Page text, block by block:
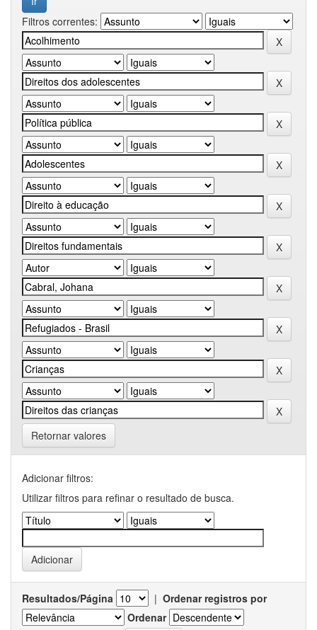
Filtros correntes:
Retornar valores
Adicionar filtros:
Utilizar filtros para refinar o resultado de busca.
Resultados/Página | Ordenar registros por
Ordenar